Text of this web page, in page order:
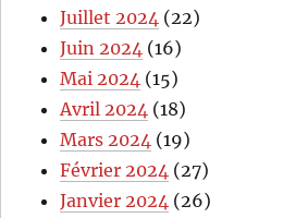
Juillet 2024 (22)
Juin 2024 (16)
Mai 2024 (15)
Avril 2024 (18)
Mars 2024 (19)
Février 2024 (27)
Janvier 2024 (26)